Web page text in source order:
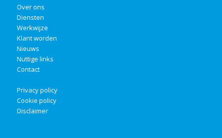
Over ons
Diensten
Werkwijze
Klant worden
Nieuws
Nuttige links
Contact
Privacy policy
Cookie policy
Disclaimer